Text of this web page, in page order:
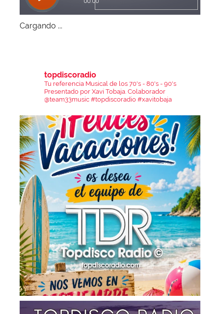
Cargando ...
topdiscoradio
Tu referencia Musical de los 70's - 80's - 90's
Presentado por Xavi Tobaja. Colaborador
@team33music #topdiscoradio #xavitobaja